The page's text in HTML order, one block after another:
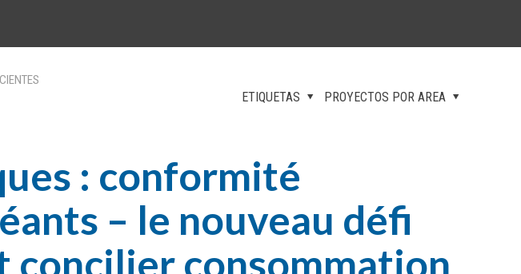
PROYECTOS POR AREA
ETIQUETAS
: conformité
– le nouveau défi
concilier consommation